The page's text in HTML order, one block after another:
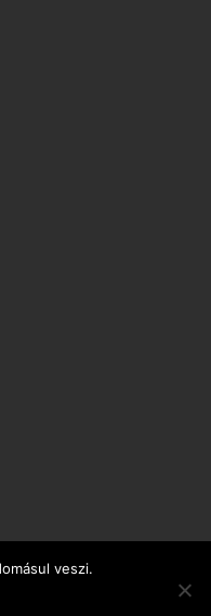
veszi.